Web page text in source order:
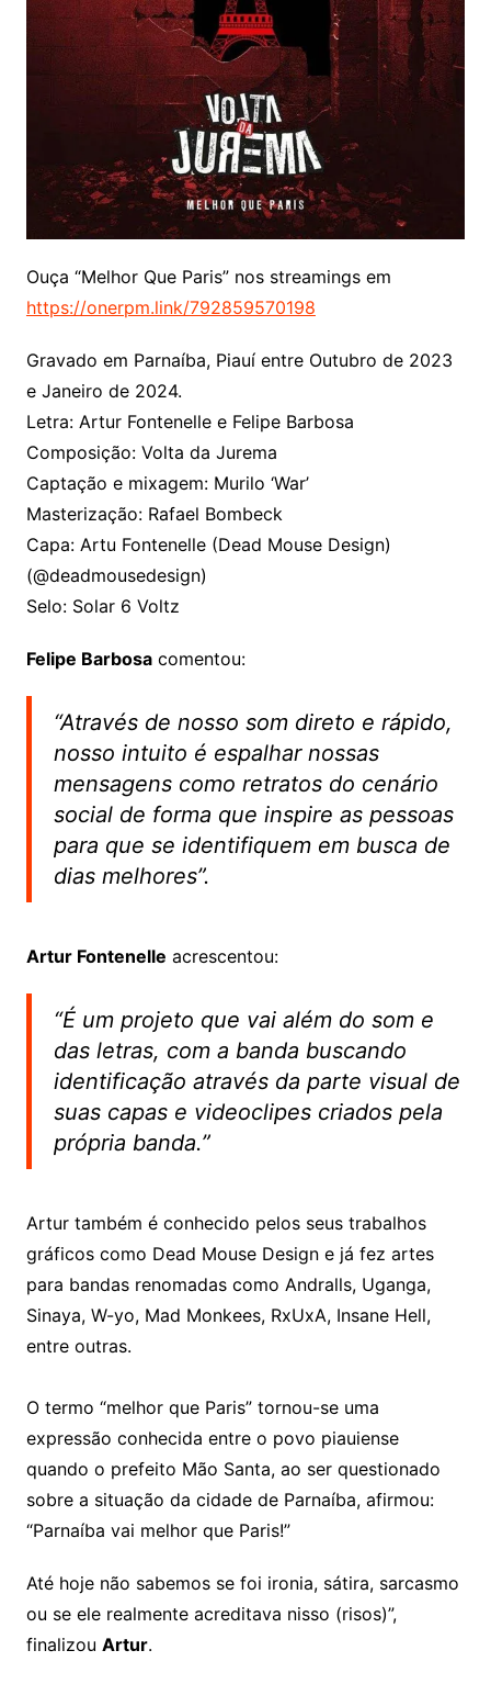
Ouça “Melhor Que Paris” nos streamings em
https://onerpm.link/792859570198
Gravado em Parnaíba, Piauí entre Outubro de 2023
e Janeiro de 2024.
Letra: Artur Fontenelle e Felipe Barbosa
Composição: Volta da Jurema
Captação e mixagem: Murilo ‘War’
Masterização: Rafael Bombeck
Capa: Artu Fontenelle (Dead Mouse Design)
(@deadmousedesign)
Selo: Solar 6 Voltz
Felipe Barbosacomentou:
“Através de nosso som direto e rápido,
nosso intuito é espalhar nossas
mensagens como retratos do cenário
social de forma que inspire as pessoas
para que se identifiquem em busca de
dias melhores”.
Artur Fontenelle acrescentou:
“É um projeto que vai além do som e
das letras, com a banda buscando
identificação através da parte visual de
suas capas e videoclipes criados pela
própria banda.”
Artur também é conhecido pelos seus trabalhos
gráficos como Dead Mouse Design e já fez artes
para bandas renomadas como Andralls, Uganga,
Sinaya, W-yo, Mad Monkees, RxUxA, Insane Hell,
entre outras.
O termo “melhor que Paris” tornou-se uma
expressão conhecida entre o povo piauiense
quando o prefeito Mão Santa, ao ser questionado
sobre a situação da cidade de Parnaíba, afirmou:
“Parnaíba vai melhor que Paris!”
Até hoje não sabemos se foi ironia, sátira, sarcasmo
ou se ele realmente acreditava nisso (risos)”,
finalizou Artur.